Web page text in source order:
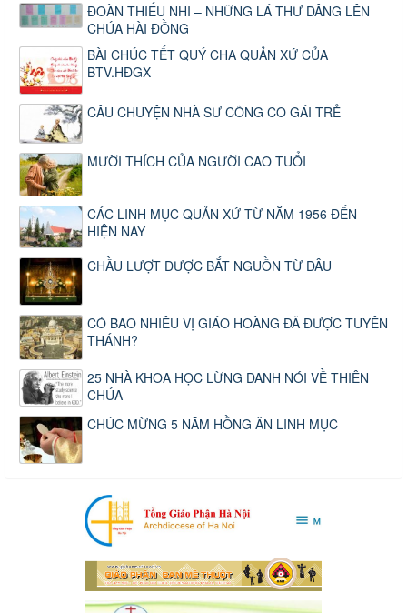
ĐOÀN THIẾU NHI – NHỮNG LÁ THƯ DÂNG LÊN
CHÚA HÀI ĐỒNG
BÀI CHÚC TẾT QUÝ CHA QUẢN XỨ CỦA
BTV.HĐGX
CÂU CHUYỆN NHÀ SƯ CÕNG CÔ GÁI TRẺ
MƯỜI THÍCH CỦA NGƯỜI CAO TUỔI
CÁC LINH MỤC QUẢN XỨ TỪ NĂM 1956 ĐẾN
HIỆN NAY
CHẦU LƯỢT ĐƯỢC BẮT NGUỒN TỪ ĐÂU
CÓ BAO NHIÊU VỊ GIÁO HOÀNG ĐÃ ĐƯỢC TUYÊN
THÁNH?
25 NHÀ KHOA HỌC LỪNG DANH NÓI VỀ THIÊN
CHÚA
CHÚC MỪNG 5 NĂM HỒNG ÂN LINH MỤC